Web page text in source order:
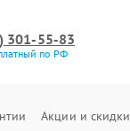
301-55-83
по РФ
Акции и скидки